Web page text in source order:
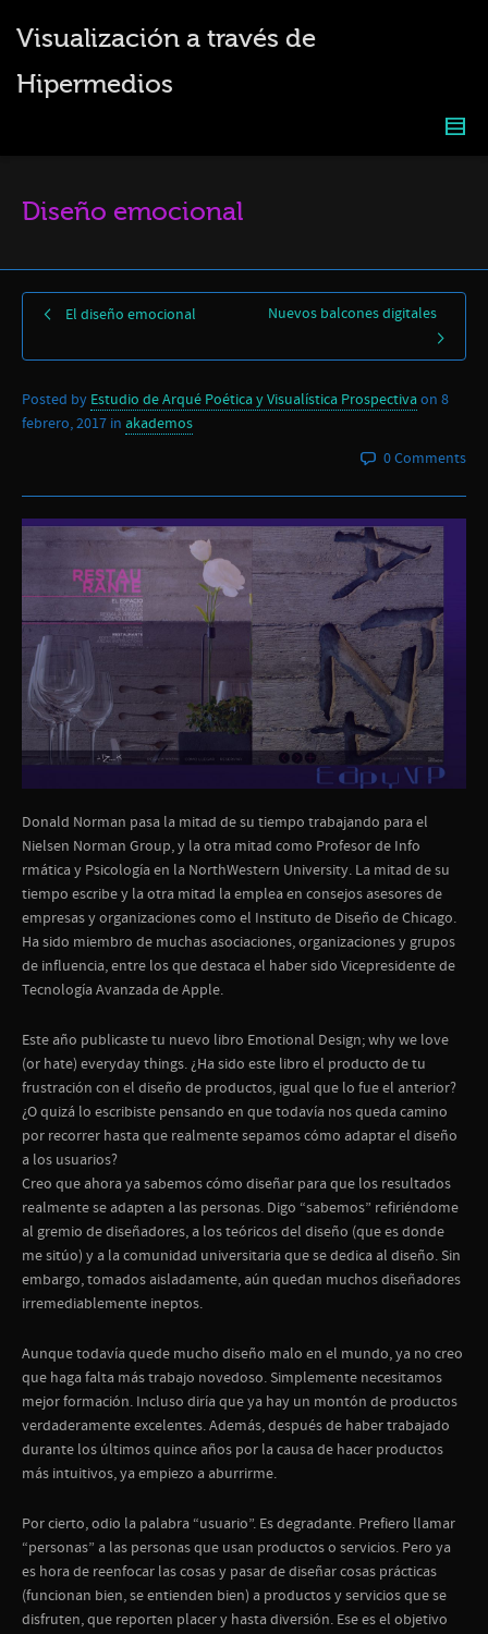
Visualización a través de
Hipermedios
Diseño emocional
El diseño emocional Nuevos balcones digitales
Posted by Estudio de Arqué Poética y Visualística Prospectivaon 8
febrero, 2017 in akademos
0 Comments
Donald Norman pasa la mitad de su tiempo trabajando para el
Nielsen Norman Group, y la otra mitad como Profesor de Info
rmática y Psicología en la NorthWestern University. La mitad de su
tiempo escribe y la otra mitad la emplea en consejos asesores de
empresas y organizaciones como el Instituto de Diseño de Chicago.
Ha sido miembro de muchas asociaciones, organizaciones y grupos
de influencia, entre los que destaca el haber sido Vicepresidente de
Tecnología Avanzada de Apple.
Este año publicaste tu nuevo libro Emotional Design; why we love
(or hate) everyday things. ¿Ha sido este libro el producto de tu
frustración con el diseño de productos, igual que lo fue el anterior?
¿O quizá lo escribiste pensando en que todavía nos queda camino
por recorrer hasta que realmente sepamos cómo adaptar el diseño
a los usuarios?
Creo que ahora ya sabemos cómo diseñar para que los resultados
realmente se adapten a las personas. Digo “sabemos” refiriéndome
al gremio de diseñadores, a los teóricos del diseño (que es donde
me sitúo) y a la comunidad universitaria que se dedica al diseño. Sin
embargo, tomados aisladamente, aún quedan muchos diseñadores
irremediablemente ineptos.
Aunque todavía quede mucho diseño malo en el mundo, ya no creo
que haga falta más trabajo novedoso. Simplemente necesitamos
mejor formación. Incluso diría que ya hay un montón de productos
verdaderamente excelentes. Además, después de haber trabajado
durante los últimos quince años por la causa de hacer productos
más intuitivos, ya empiezo a aburrirme.
Por cierto, odio la palabra “usuario”. Es degradante. Prefiero llamar
“personas” a las personas que usan productos o servicios. Pero ya
es hora de reenfocar las cosas y pasar de diseñar cosas prácticas
(funcionan bien, se entienden bien) a productos y servicios que se
disfruten, que reporten placer y hasta diversión. Ese es el objetivo